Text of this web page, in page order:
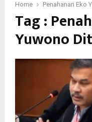
Home Penahanan Eko
Tag :
Yuwono